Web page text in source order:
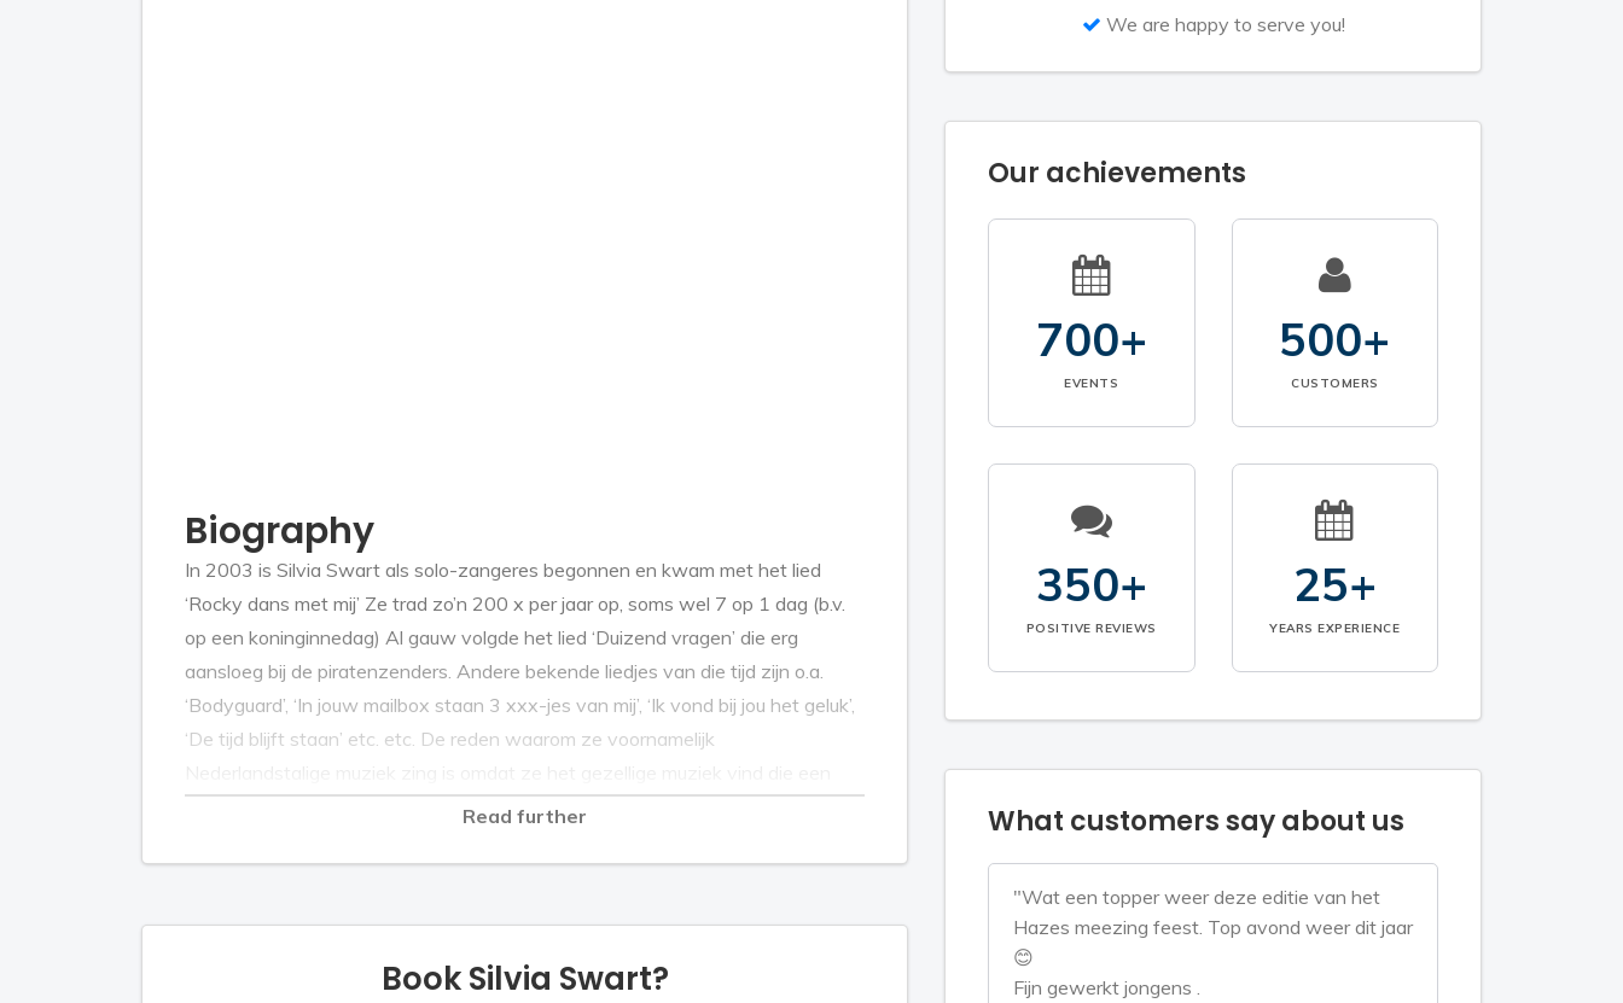
Biography
In 2003 is Silvia Swart als solo-zangeres begonnen en kwam met het lied
‘Rocky dans met mij’ Ze trad zo’n 200 x per jaar op, soms wel 7 op 1 dag (b.v.
op een koninginnedag) Al gauw volgde het lied ‘Duizend vragen’ die erg
aansloeg bij de piratenzenders. Andere bekende liedjes van die tijd zijn o.a.
‘Bodyguard’, ‘In jouw mailbox staan 3 xxx-jes van mij’, ‘Ik vond bij jou het geluk’,
‘De tijd blijft staan’ etc. etc. De reden waarom ze voornamelijk
ieder mee kan zingen. Maar ze heeft ook Engelstalige nummers (country, top
met het lied: ‘Niemand laat zijn eigen kind alleen’ speciaal gemaakt voor hun
Read further
Book Silvia Swart?
We are happy to serve you!
Our achievements
700+
EVENTS
500+
CUSTOMERS
350+
POSITIVE REVIEWS
25+
YEARS EXPERIENCE
What customers say about us
"Wat een topper weer deze editie van het
Hazes meezing feest. Top avond weer dit jaar
😊
Fijn gewerkt jongens .